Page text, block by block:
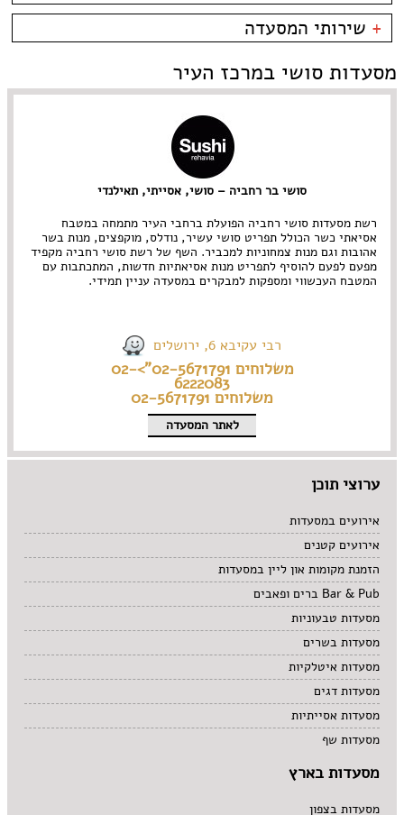
אבו גוש
גבעת רם
המושבה הגרמנית
הר חוצבים
רחביה
שוק מחנה יהודה
תלפיות
פירות ים
צרפתי
אוכל ביתי
ארוחות בוקר
ביסטרו
בלינצ'ס קפה
בר
חומוס
חלבי
יפני
מזרחי
מרוקאי
צמחוני
תאילנדי
קייטרינג
כשרות
כשר למהדרין
+ שירותי המסעדה
משלוחים
מסעדות סושי במרכז העיר
סושי בר רחביה – סושי, אסייתי, תאילנדי
רשת מסעדות סושי רחביה הפועלת ברחבי העיר מתמחה במטבח
אסיאתי כשר הכולל תפריט סושי עשיר, נודלס, מוקפצים, מנות בשר
אהובות וגם מנות צמחוניות למכביר. השף של רשת סושי רחביה מקפיד
מפעם לפעם להוסיף לתפריט מנות אסיאתיות חדשות, המתכתבות עם
המטבח העכשווי ומספקות למבקרים במסעדה עניין תמידי.
רבי עקיבא 6, ירושלים
משלוחים 02-5671791">02-
6222083
משלוחים 02-5671791
לאתר המסעדה
ערוצי תוכן
אירועים במסעדות
אירועים קטנים
הזמנת מקומות און ליין במסעדות
Bar & Pub ברים ופאבים
מסעדות טבעוניות
מסעדות בשרים
מסעדות איטלקיות
מסעדות דגים
מסעדות אסייתיות
מסעדות שף
מסעדות בארץ
מסעדות בצפון